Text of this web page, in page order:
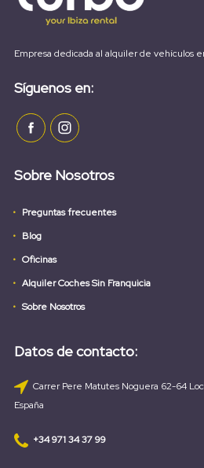
Empresa dedicada al alquiler de vehículos
Síguenos en:
Sobre Nosotros
Preguntas frecuentes
Blog
Oficinas
Alquiler Coches Sin Franquicia
Sobre Nosotros
Datos de contacto:
Carrer Pere Matutes Noguera 62-64
España
+34 971 34 37 99